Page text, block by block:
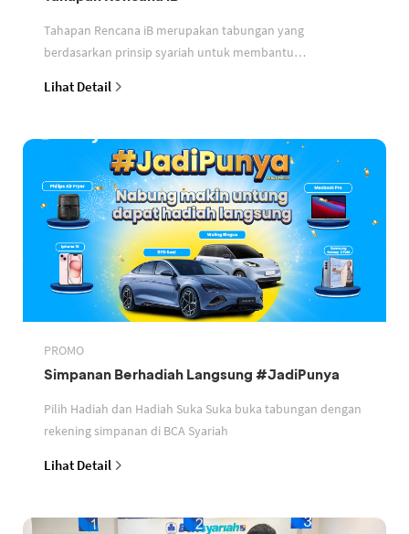
Tahapan Rencana iB merupakan tabungan yang
berdasarkan prinsip syariah untuk membantu
Lihat Detail
PROMO
Simpanan Berhadiah Langsung #JadiPunya
Pilih Hadiah dan Hadiah Suka Suka buka tabungan dengan
rekening simpanan di BCA Syariah
Lihat Detail